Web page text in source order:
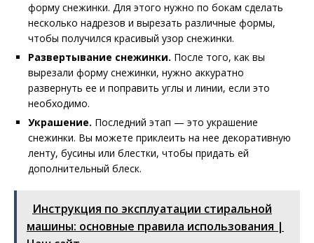
форму снежинки. Для этого нужно по бокам сделать
несколько надрезов и вырезать различные формы,
чтобы получился красивый узор снежинки.
Развертывание снежинки. После того, как вы
вырезали форму снежинки, нужно аккуратно
развернуть ее и поправить углы и линии, если это
необходимо.
Украшение. Последний этап — это украшение
снежинки. Вы можете приклеить на нее декоративную
ленту, бусины или блестки, чтобы придать ей
дополнительный блеск.
Инструкция по эксплуатации стиральной
машины: основные правила использования |